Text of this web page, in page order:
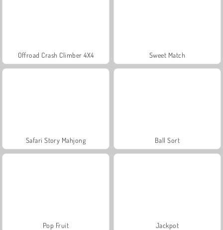
Offroad Crash Climber 4X4 Sweet Match
Safari Story Mahjong Ball Sort
Pop Fruit Jackpot